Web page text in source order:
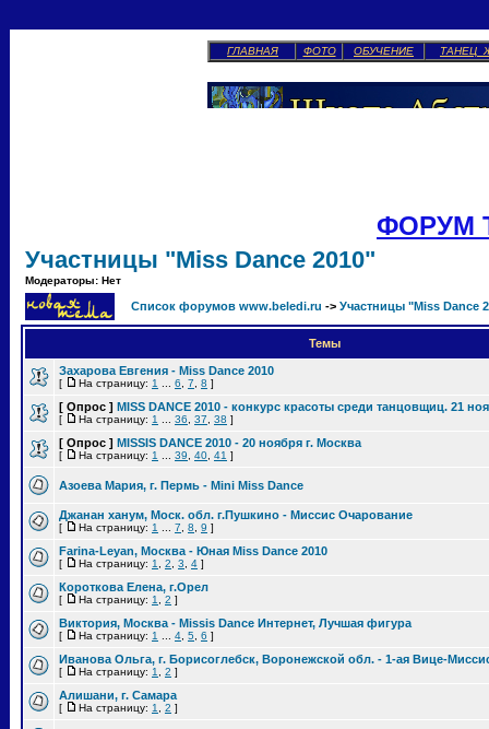
ГЛАВНАЯ ФОТО ОБУЧЕНИЕ ТАНЕЦ
ФОРУМ
Участницы "Miss Dance 2010"
Модераторы: Нет
Список форумов www.beledi.ru -> Участницы "Miss Dance
Темы
Захарова Евгения - Miss Dance 2010
[ На страницу: 1 6 7 8 ]
[ Опрос ] MISS DANCE 2010 - конкурс красоты среди танцовщиц. 21
[ На страницу: 1 36 37 38 ]
[ Опрос ] MISSIS DANCE 2010 - 20 ноября г. Москва
[ На страницу: 1 39 40 41 ]
Азоева Мария, г. Пермь - Mini Miss Dance
Джанан ханум, Моск. обл. г.Пушкино - Миссис Очарование
[ На страницу: 1 7 8 9 ]
Farina-Leyan, Москва - Юная Miss Dance 2010
[ На страницу: 1 2 3 4 ]
Короткова Елена, г.Орел
[ На страницу: 1 2 ]
Виктория, Москва - Missis Dance Интернет, Лучшая фигура
[ На страницу: 1 4 5 6 ]
Иванова Ольга, г. Борисоглебск, Воронежской обл. - 1-ая Вице-
[ На страницу: 1 2 ]
Алишани, г. Самара
[ На страницу: 1 2 ]